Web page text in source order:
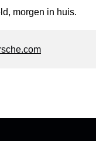
morgen in huis.